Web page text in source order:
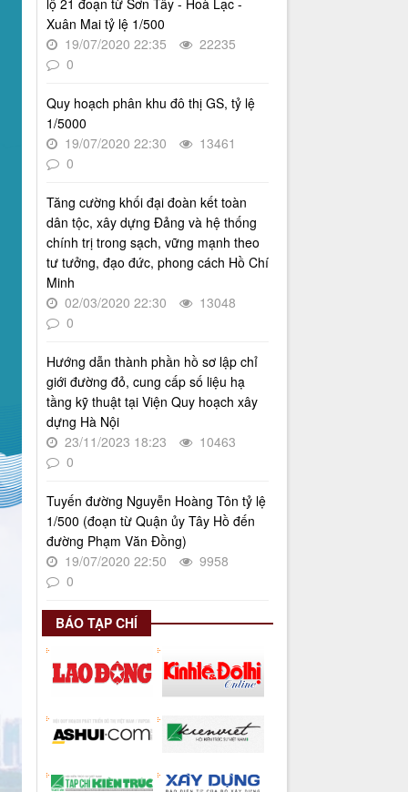
Quyết định số 2512/QĐ-UBND v/v
Phê duyệt Quy hoạch tổng thể Thủ
đô Hà Nội tầm nhìn 100 năm
Thời gian đăng: 14/05/2026
lượt xem: 1212 | lượt tải:727
4386/QĐ-UBND
Quyết định số 4386/QĐ-UBND v/v
Ban hành Kế hoạch thông tin,
chính nhà nước thành phố Hà Nội
năm 2025
Thời gian đăng: 25/08/2025
lượt xem: 565 | lượt tải:266
55-KH/ĐU
Kế hoạch Triển khai Phong trào
"Bình dân học vụ số"
lượt xem: 619 | lượt tải:268
Số 27/UBND-ĐT
Triển khai thực hiện Nghị quyết số
34/2024/NQ-HĐND ngày
19/11/2024 của Hội đồng nhân dân
Thành phố.
lượt xem: 943 | lượt tải:402
Xuân Mai tỷ lệ 1/500
19/07/2020 22:35
22235
0
Quy hoạch phân khu đô thị GS, tỷ lệ
1/5000
19/07/2020 22:30
13461
0
Tăng cường khối đại đoàn kết toàn
dân tộc, xây dựng Đảng và hệ thống
chính trị trong sạch, vững mạnh theo
tư tưởng, đạo đức, phong cách Hồ Chí
Minh
02/03/2020 22:30
13048
0
Hướng dẫn thành phần hồ sơ lập chỉ
giới đường đỏ, cung cấp số liệu hạ
tầng kỹ thuật tại Viện Quy hoạch xây
dựng Hà Nội
23/11/2023 18:23
10463
0
Tuyến đường Nguyễn Hoàng Tôn tỷ lệ
1/500 (đoạn từ Quận ủy Tây Hồ đến
đường Phạm Văn Đồng)
19/07/2020 22:50
9958
0
BÁO TẠP CHÍ